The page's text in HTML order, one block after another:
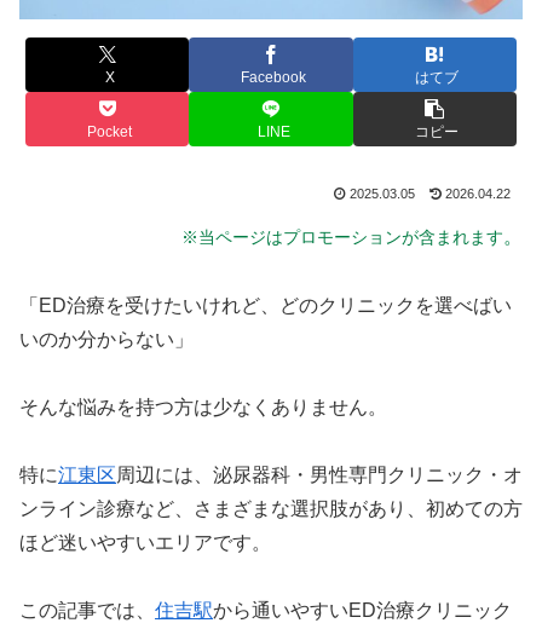
X Facebook はてブ
Pocket LINE コピー
2025.03.05 2026.04.22
※当ページはプロモーションが含まれます。
「ED治療を受けたいけれど、どのクリニックを選べばい
いのか分からない」
そんな悩みを持つ方は少なくありません。
特に江東区周辺には、泌尿器科・男性専門クリニック・オ
ンライン診療など、さまざまな選択肢があり、初めての方
ほど迷いやすいエリアです。
この記事では、 住吉駅から通いやすいED治療クリニック